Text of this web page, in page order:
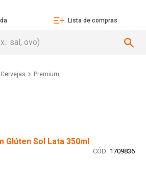
Lista de compras
Cervejas Premium
Glúten Sol Lata 350ml
: 1709836